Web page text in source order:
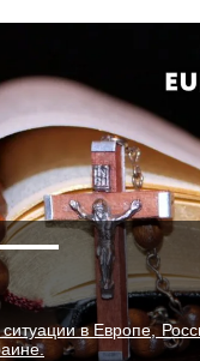
в Европе,